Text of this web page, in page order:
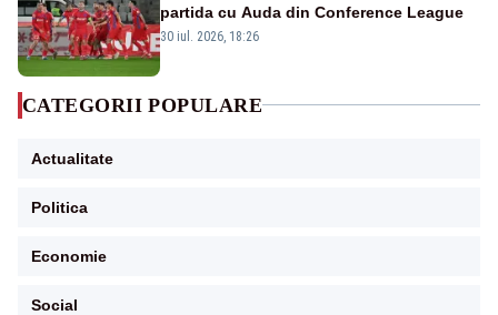
partida cu Auda din Conference League
30 iul. 2026, 18:26
CATEGORII POPULARE
Actualitate
Politica
Economie
Social